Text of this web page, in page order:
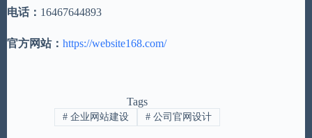
电话： 16467644893
官方网站： https://website168.com/
Tags
# 企业网站建设 # 公司官网设计